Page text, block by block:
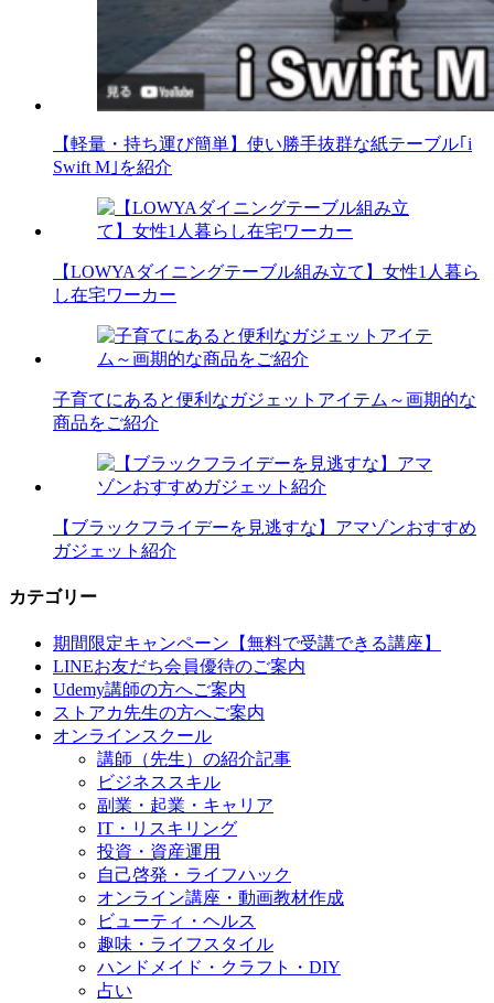
【軽量・持ち運び簡単】使い勝手抜群な紙テーブル｢i
Swift M｣を紹介
【LOWYAダイニングテーブル組み立て】女性1人暮ら
し在宅ワーカー
子育てにあると便利なガジェットアイテム～画期的な
商品をご紹介
【ブラックフライデーを見逃すな】アマゾンおすすめ
ガジェット紹介
カテゴリー
期間限定キャンペーン【無料で受講できる講座】
LINEお友だち会員優待のご案内
Udemy講師の方へご案内
ストアカ先生の方へご案内
オンラインスクール
講師（先生）の紹介記事
ビジネススキル
副業・起業・キャリア
IT・リスキリング
投資・資産運用
自己啓発・ライフハック
オンライン講座・動画教材作成
ビューティ・ヘルス
趣味・ライフスタイル
ハンドメイド・クラフト・DIY
占い